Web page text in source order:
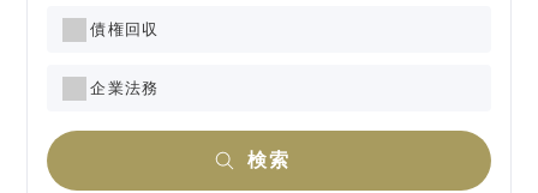
債権回収
企業法務
検索